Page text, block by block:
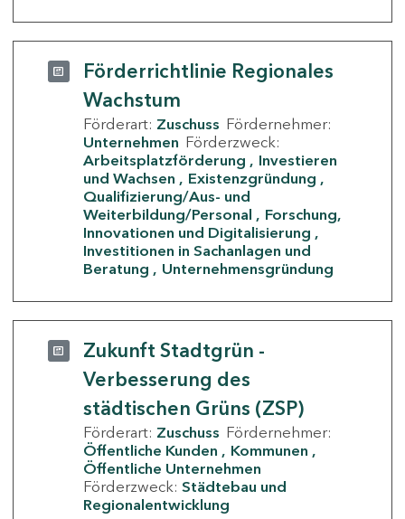
Förderrichtlinie Regionales
Wachstum
Förderart: Zuschuss Fördernehmer:
Unternehmen Förderzweck:
Arbeitsplatzförderung
Investieren
und Wachsen
Existenzgründung
Qualifizierung/Aus- und
Weiterbildung/Personal
Forschung,
Innovationen und Digitalisierung
Investitionen in Sachanlagen und
Beratung
Unternehmensgründung
Zukunft Stadtgrün -
Verbesserung des
städtischen Grüns (ZSP)
Förderart: Zuschuss Fördernehmer:
Öffentliche Kunden
Kommunen
Öffentliche Unternehmen
Förderzweck: Städtebau und
Regionalentwicklung